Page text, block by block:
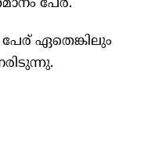
പേർ.
ഏതെങ്കിലും